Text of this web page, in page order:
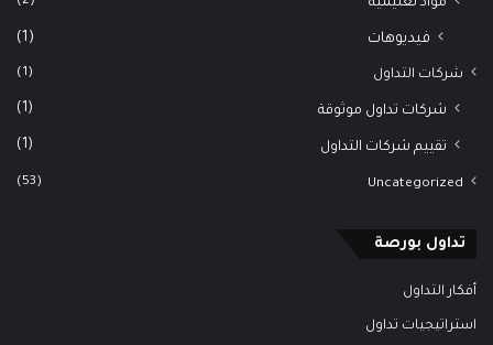
مواد تعليمية
فيديوهات (1)
شركات التداول (1)
شركات تداول موثوقة (1)
تقييم شركات التداول (1)
Uncategorized
(53)
تداول بورصة
أفكار التداول
استراتيجيات تداول